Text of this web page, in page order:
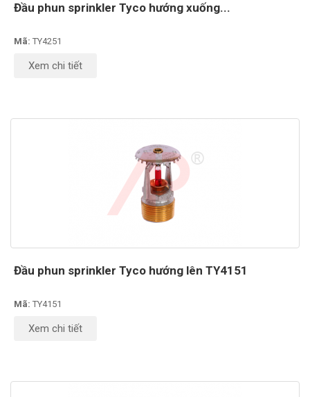
Đầu phun sprinkler Tyco hướng xuống...
Mã: TY4251
Xem chi tiết
Đầu phun sprinkler Tyco hướng lên TY4151
Mã: TY4151
Xem chi tiết